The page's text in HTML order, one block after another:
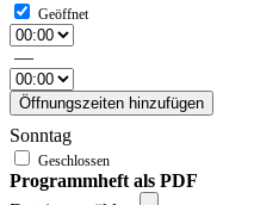
—
Öffnungszeiten hinzufügen
Sonntag
Programmheft als PDF